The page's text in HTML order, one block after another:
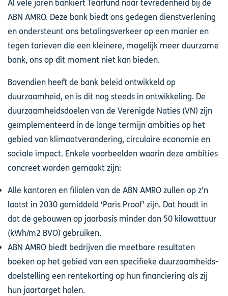
Al vele jaren bankiert Tearfund naar tevredenheid bij de
ABN AMRO. Deze bank biedt ons gedegen dienstverlening
en ondersteunt ons betalingsverkeer op een manier en
tegen tarieven die een kleinere, mogelijk meer duurzame
bank, ons op dit moment niet kan bieden.
Bovendien heeft de bank beleid ontwikkeld op
duurzaamheid, en is dit nog steeds in ontwikkeling. De
duurzaamheidsdoelen van de Verenigde Naties (VN) zijn
geïmplementeerd in de lange termijn ambities op het
gebied van klimaatverandering, circulaire economie en
sociale impact. Enkele voorbeelden waarin deze ambities
concreet worden gemaakt zijn:
Alle kantoren en filialen van de ABN AMRO zullen op z’n
laatst in 2030 gemiddeld ‘Paris Proof’ zijn. Dat houdt in
dat de gebouwen op jaarbasis minder dan 50 kilowattuur
(kWh/m2 BVO) gebruiken.
ABN AMRO biedt bedrijven die meetbare resultaten
boeken op het gebied van een specifieke duurzaamheids-
doelstelling een rentekorting op hun financiering als zij
hun jaartarget halen.